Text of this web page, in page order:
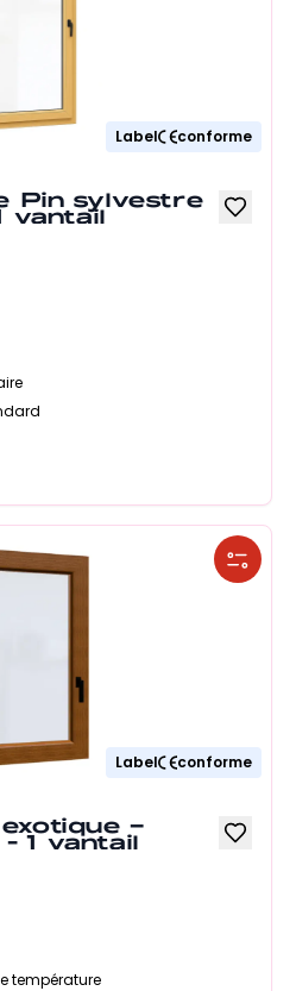
Label conforme
Pin sylvestre
vantail
Label conforme
–
1 vantail
température